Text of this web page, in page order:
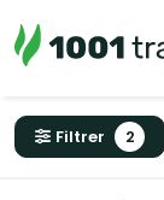
Filtrer 2